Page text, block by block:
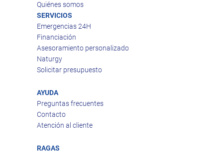
Quiénes somos
SERVICIOS
Emergencias 24H
Financiación
Asesoramiento personalizado
Naturgy
Solicitar presupuesto
AYUDA
Preguntas frecuentes
Contacto
Atención al cliente
RAGAS